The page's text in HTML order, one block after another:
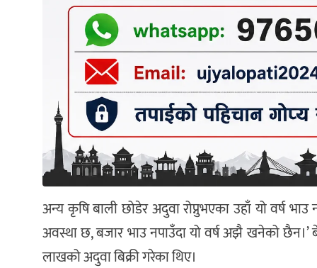
अन्य कृषि बाली छोडेर अदुवा रोप्नुभएका उहाँ यो वर्ष
अवस्था छ, बजार भाउ नपाउँदा यो वर्ष अझै खनेको छैन।’
लाखको अदुवा बिक्री गरेका थिए।